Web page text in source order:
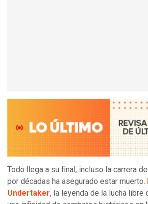
Todo llega a su final, incluso la carrera
por décadas ha asegurado estar muerto.
Undertaker, la leyenda de la lucha libre